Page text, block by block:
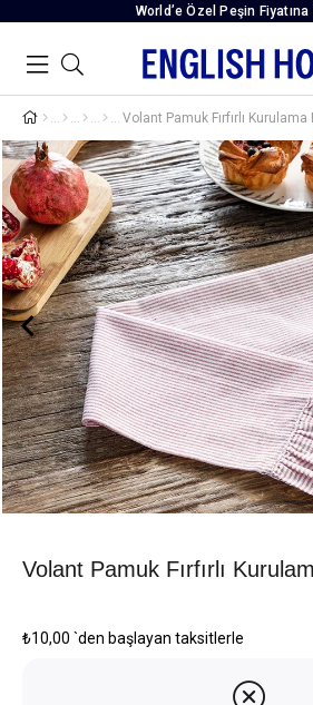
World’e Özel Peşin Fiyatına
Volant Pamuk Fırfırlı Kurulama
Volant Pamuk Fırfırlı
₺10,00 `den başlayan taksitlerle